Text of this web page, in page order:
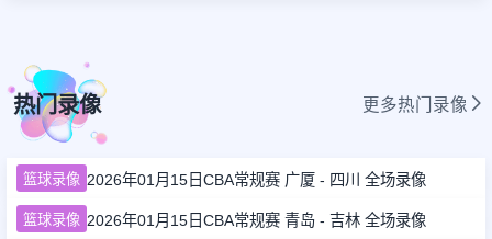
篮球录像
篮球集锦
热门录像 更多热门录像
篮球录像 2026年01月15日CBA常规赛 广厦 - 四川 全场录像
篮球录像 2026年01月15日CBA常规赛 青岛 - 吉林 全场录像